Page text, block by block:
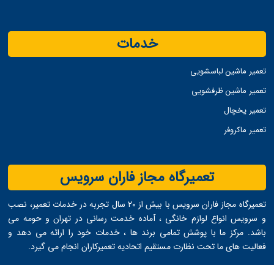
خدمات
تعمیر ماشین لباسشویی
تعمیر ماشین ظرفشویی
تعمیر یخچال
تعمیر ماکروفر
تعمیرگاه مجاز فاران سرویس
تعمیرگاه مجاز فاران سرویس با بیش از ۲۰ سال تجربه در خدمات تعمیر، نصب
و سرویس انواع لوازم خانگی ، آماده خدمت ‌رسانی در تهران و حومه می
‌باشد. مرکز ما با پوشش تمامی برند ها ، خدمات خود را ارائه می ‌دهد و
فعالیت های ما تحت نظارت مستقیم اتحادیه تعمیرکاران انجام می ‌گیرد.